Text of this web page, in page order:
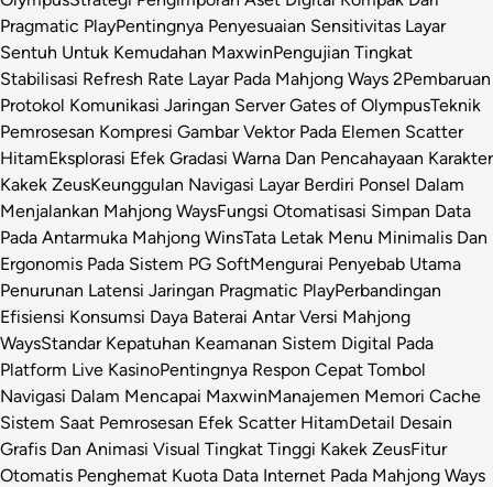
Pragmatic PlayPentingnya Penyesuaian Sensitivitas Layar
Sentuh Untuk Kemudahan MaxwinPengujian Tingkat
Stabilisasi Refresh Rate Layar Pada Mahjong Ways 2Pembaruan
Protokol Komunikasi Jaringan Server Gates of OlympusTeknik
Pemrosesan Kompresi Gambar Vektor Pada Elemen Scatter
HitamEksplorasi Efek Gradasi Warna Dan Pencahayaan Karakter
Kakek ZeusKeunggulan Navigasi Layar Berdiri Ponsel Dalam
Menjalankan Mahjong WaysFungsi Otomatisasi Simpan Data
Pada Antarmuka Mahjong WinsTata Letak Menu Minimalis Dan
Ergonomis Pada Sistem PG SoftMengurai Penyebab Utama
Penurunan Latensi Jaringan Pragmatic PlayPerbandingan
Efisiensi Konsumsi Daya Baterai Antar Versi Mahjong
WaysStandar Kepatuhan Keamanan Sistem Digital Pada
Platform Live KasinoPentingnya Respon Cepat Tombol
Navigasi Dalam Mencapai MaxwinManajemen Memori Cache
Sistem Saat Pemrosesan Efek Scatter HitamDetail Desain
Grafis Dan Animasi Visual Tingkat Tinggi Kakek ZeusFitur
Otomatis Penghemat Kuota Data Internet Pada Mahjong Ways